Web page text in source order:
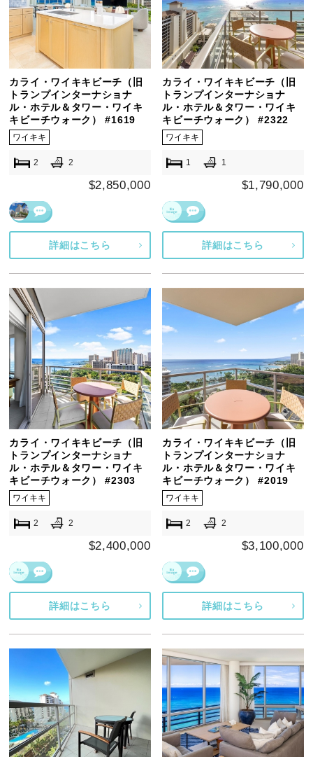
カライ・ワイキキビーチ（旧
トランプインターナショナ
ル・ホテル＆タワー・ワイキ
キビーチウォーク） #1619
ワイキキ
2 2
$2,850,000
詳細はこちら
カライ・ワイキキビーチ（旧
トランプインターナショナ
ル・ホテル＆タワー・ワイキ
キビーチウォーク） #2322
ワイキキ
1 1
$1,790,000
詳細はこちら
カライ・ワイキキビーチ（旧
トランプインターナショナ
ル・ホテル＆タワー・ワイキ
キビーチウォーク） #2303
ワイキキ
2 2
$2,400,000
詳細はこちら
カライ・ワイキキビーチ（旧
トランプインターナショナ
ル・ホテル＆タワー・ワイキ
キビーチウォーク） #2019
ワイキキ
2 2
$3,100,000
詳細はこちら